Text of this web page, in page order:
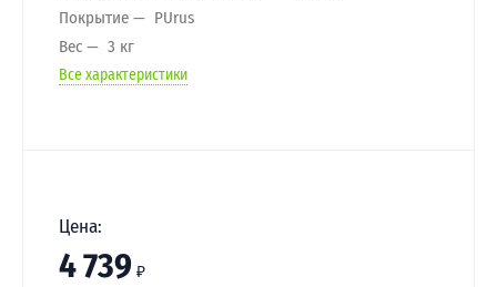
Покрытие
PUrus
Вес
3 кг
Все характеристики
Цена:
4 739 ₽